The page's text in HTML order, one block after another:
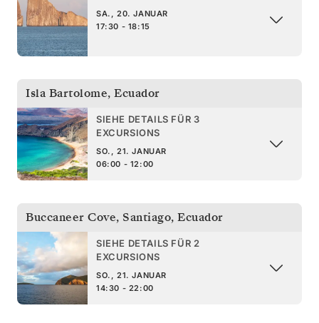
SA., 20. JANUAR
17:30 - 18:15
Isla Bartolome, Ecuador
SIEHE DETAILS FÜR 3
EXCURSIONS
SO., 21. JANUAR
06:00 - 12:00
Buccaneer Cove, Santiago, Ecuador
SIEHE DETAILS FÜR 2
EXCURSIONS
SO., 21. JANUAR
14:30 - 22:00